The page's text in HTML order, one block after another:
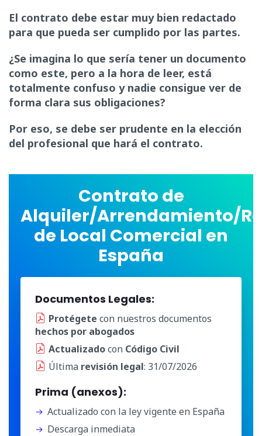
El contrato debe estar muy bien redactado
para que pueda ser cumplido por las partes.
¿Se imagina lo que sería tener un documento
como este, pero a la hora de leer, está
totalmente confuso y nadie consigue ver de
forma clara sus obligaciones?
Por eso, se debe ser prudente en la elección
del profesional que hará el contrato.
Contrato de
Alquiler/Arrendamiento/
de Local Comercial en
España
Documentos Legales:
Protégete con nuestros documentos
hechos por abogados
Actualizadocon Código Civil
Última revisión legal: 31/07/2026
Prima (anexos):
Actualizado con la ley vigente en España
Descarga inmediata